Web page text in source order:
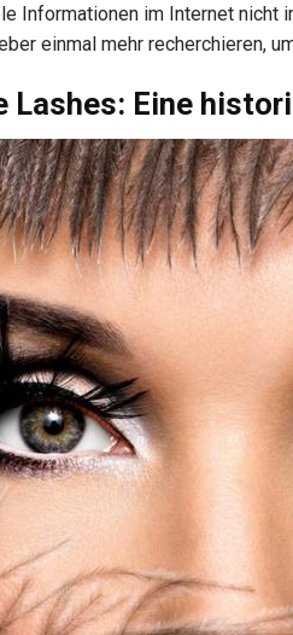
Informationen im Internet nicht
einmal mehr recherchieren,
Lashes: Eine